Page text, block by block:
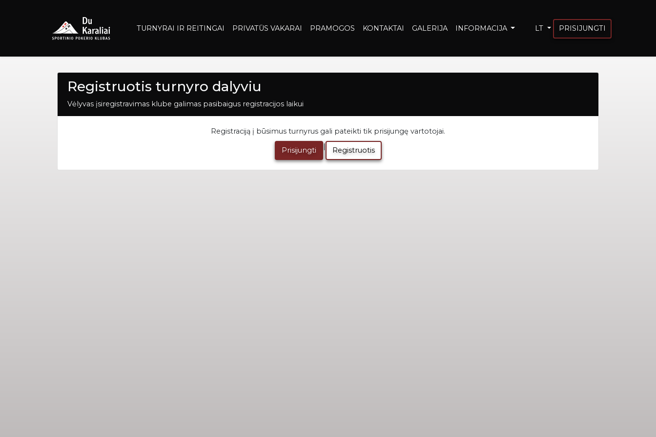
TURNYRAI IR REITINGAI PRIVATŪS VAKARAI PRAMOGOS KONTAKTAI GALERIJA INFORMACIJA LT PRISIJUNGTI
Registruotis turnyro dalyviu
Vėlyvas įsiregistravimas klube galimas pasibaigus registracijos laikui
Registraciją į būsimus turnyrus gali pateikti tik prisijungę vartotojai.
Prisijungti | Registruotis